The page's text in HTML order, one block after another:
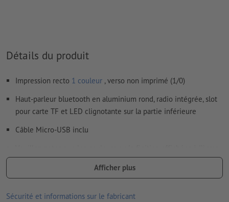
conviennent pas
lesdonnées vectoriellesdans notre espace Aide / F.A.Q.
Nous ne vérifions pas lesfautes d'orthographe et de syntaxe
Comment créer correctement des fichiers d'impression?
Détails du produit
Impression recto 1 couleur , verso non imprimé (1/0)
Haut-parleur bluetooth en aluminium rond, radio intégrée, slot
pour carte TF et LED clignotante sur la partie inférieure
Câble Micro-USB inclu
peuvent, en raison des conditions d’éclairage ou des réglages
de l’écran, être différentes des couleurs réelles du produit.
dimensions : 5 x ø 7 cm
Afficher plus
Sécurité et informations sur le fabricant